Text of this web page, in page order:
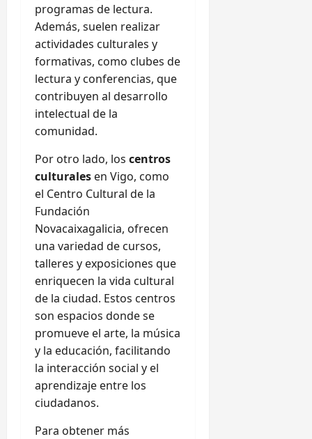
programas de lectura.
Además, suelen realizar
actividades culturales y
formativas, como clubes de
lectura y conferencias, que
contribuyen al desarrollo
intelectual de la
comunidad.
Por otro lado, los centros
culturales en Vigo, como
el Centro Cultural de la
Fundación
Novacaixagalicia, ofrecen
una variedad de cursos,
talleres y exposiciones que
enriquecen la vida cultural
de la ciudad. Estos centros
son espacios donde se
promueve el arte, la música
y la educación, facilitando
la interacción social y el
aprendizaje entre los
ciudadanos.
Para obtener más